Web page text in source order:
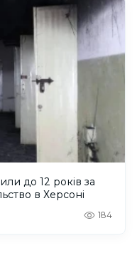
до 12 років за
в Херсоні
184